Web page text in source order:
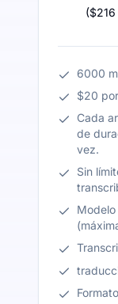
($216
6000
$20
Cada
de
vez.
Sin